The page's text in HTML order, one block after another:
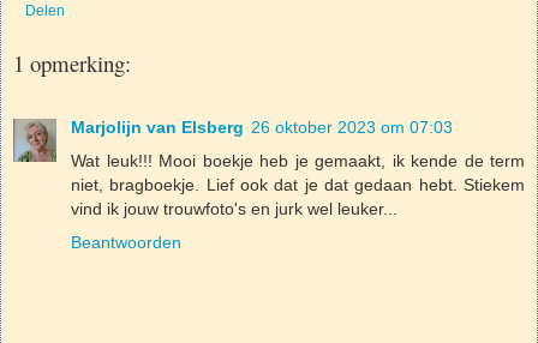
Delen
1 opmerking:
Marjolijn van Elsberg 26 oktober 2023 om 07:03
Wat leuk!!! Mooi boekje heb je gemaakt, ik kende de term
niet, bragboekje. Lief ook dat je dat gedaan hebt. Stiekem
vind ik jouw trouwfoto's en jurk wel leuker...
Beantwoorden